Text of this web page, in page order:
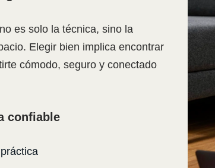
es solo la técnica, sino la
Elegir bien implica encontrar
cómodo, seguro y conectado
confiable